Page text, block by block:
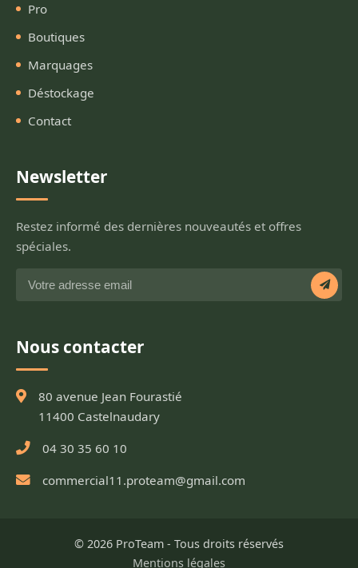
Pro
Boutiques
Marquages
Déstockage
Contact
Newsletter
Restez informé des dernières nouveautés et offres
spéciales.
Nous contacter
80 avenue Jean Fourastié
11400 Castelnaudary
04 30 35 60 10
commercial11.proteam@gmail.com
© 2026 ProTeam - Tous droits réservés
Mentions légales